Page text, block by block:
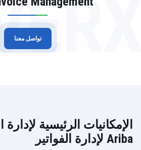
تواصل معنا
Ariba لإدارة الفواتير